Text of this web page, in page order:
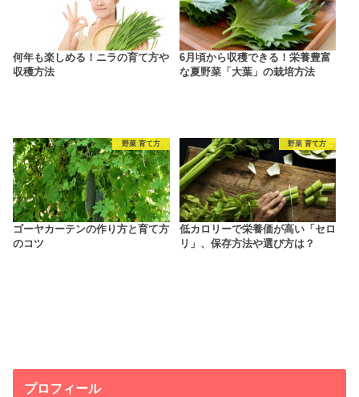
何年も楽しめる！ニラの育て方や
収穫方法
6月頃から収穫できる！栄養豊富
な夏野菜「大葉」の栽培方法
野菜 育て方
ゴーヤカーテンの作り方と育て方
のコツ
野菜 育て方
低カロリーで栄養価が高い「セロ
リ」、保存方法や選び方は？
プロフィール